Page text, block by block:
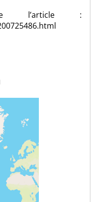
l’article :